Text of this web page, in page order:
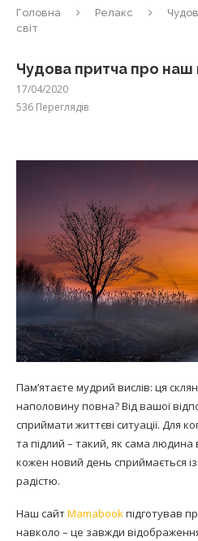
Головна Релакс
світ
Чудова притча про наш
17/04/2020
536 Переглядів
Пам’ятаєте мудрий вислів: ця
наполовину повна? Від вашої
сприймати життєві ситуації. Для
та підлий – такий, як сама людина
кожен новий день сприймається
радістю.
Наш сайтMamabookпідготував
навколо – це завжди